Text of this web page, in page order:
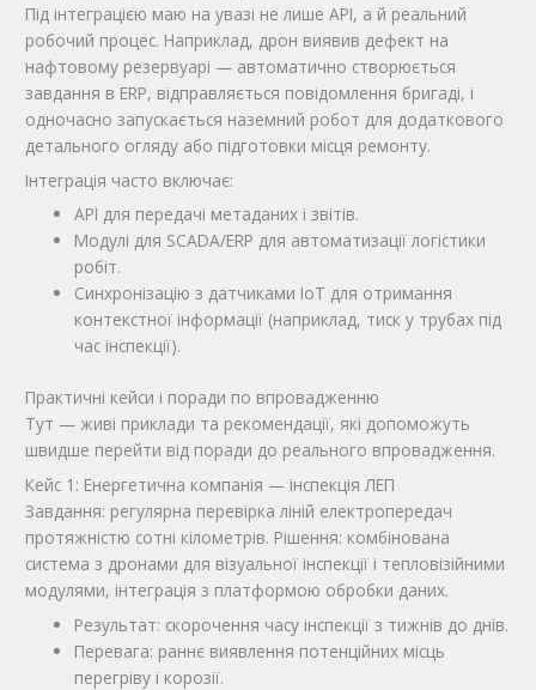
Під інтеграцією маю на увазі не лише API, а й реальний
робочий процес. Наприклад, дрон виявив дефект на
нафтовому резервуарі — автоматично створюється
завдання в ERP, відправляється повідомлення бригаді, і
одночасно запускається наземний робот для додаткового
детального огляду або підготовки місця ремонту.
Інтеграція часто включає:
API для передачі метаданих і звітів.
Модулі для SCADA/ERP для автоматизації логістики
робіт.
Синхронізацію з датчиками IoT для отримання
контекстної інформації (наприклад, тиск у трубах під
час інспекції).
Практичні кейси і поради по впровадженню
Тут — живі приклади та рекомендації, які допоможуть
швидше перейти від поради до реального впровадження.
Кейс 1: Енергетична компанія — інспекція ЛЕП
Завдання: регулярна перевірка ліній електропередач
протяжністю сотні кілометрів. Рішення: комбінована
система з дронами для візуальної інспекції і тепловізійними
модулями, інтеграція з платформою обробки даних.
Результат: скорочення часу інспекції з тижнів до днів.
Перевага: раннє виявлення потенційних місць
перегріву і корозії.